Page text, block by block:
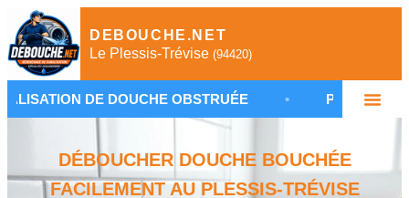
DEBOUCHE.NET
Le Plessis-Trévise (94420)
DOUCHE OBSTRUÉE • PLOMBIER AU PLESSIS-
DÉBOUCHER DOUCHE BOUCHÉE
FACILEMENT AU PLESSIS-TRÉVISE